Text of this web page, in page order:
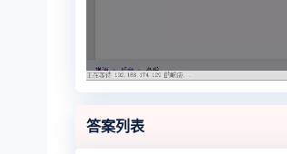
答案列表